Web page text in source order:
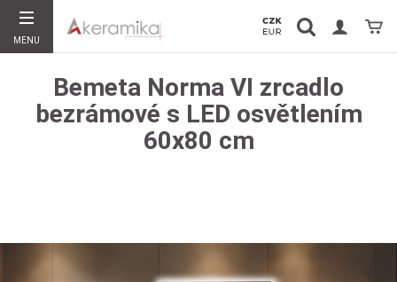
MENU
Vyhledávání Košík
Bemeta Norma VI zrcadlo
bezrámové s LED osvětlením
60x80 cm